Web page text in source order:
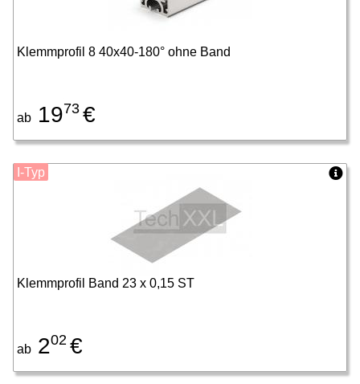
Klemmprofil 8 40x40-180° ohne Band
ab 1973 €
Klemmprofil Band 23 x 0,15 ST
ab 202 €
I-Typ